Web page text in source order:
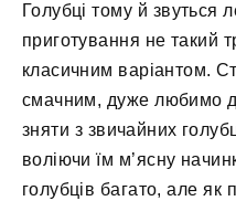
Голубці тому й звуться
приготування не такий
класичним варіантом.
смачним, дуже любимо
зняти з звичайних
воліючи їм м’ясну
голубців багато, але як